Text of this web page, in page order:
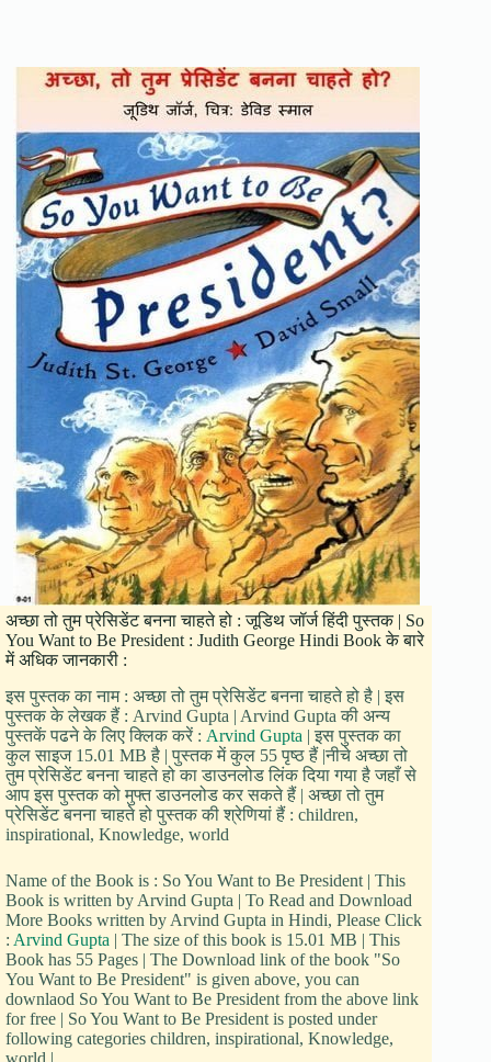
अच्छा तो तुम प्रेसिडेंट बनना चाहते हो : जूडिथ जॉर्ज हिंदी पुस्तक | So
You Want to Be President : Judith George Hindi Book के बारे
में अधिक जानकारी :
इस पुस्तक का नाम : अच्छा तो तुम प्रेसिडेंट बनना चाहते हो है | इस
पुस्तक के लेखक हैं : Arvind Gupta | Arvind Gupta की अन्य
पुस्तकें पढने के लिए क्लिक करें : Arvind Gupta | इस पुस्तक का
कुल साइज 15.01 MB है | पुस्तक में कुल 55 पृष्ठ हैं |नीचे अच्छा तो
तुम प्रेसिडेंट बनना चाहते हो का डाउनलोड लिंक दिया गया है जहाँ से
आप इस पुस्तक को मुफ्त डाउनलोड कर सकते हैं | अच्छा तो तुम
प्रेसिडेंट बनना चाहते हो पुस्तक की श्रेणियां हैं : children,
inspirational, Knowledge, world
Name of the Book is : So You Want to Be President | This
Book is written by Arvind Gupta | To Read and Download
More Books written by Arvind Gupta in Hindi, Please Click
: Arvind Gupta | The size of this book is 15.01 MB | This
Book has 55 Pages | The Download link of the book "So
You Want to Be President" is given above, you can
downlaod So You Want to Be President from the above link
for free | So You Want to Be President is posted under
following categories children, inspirational, Knowledge,